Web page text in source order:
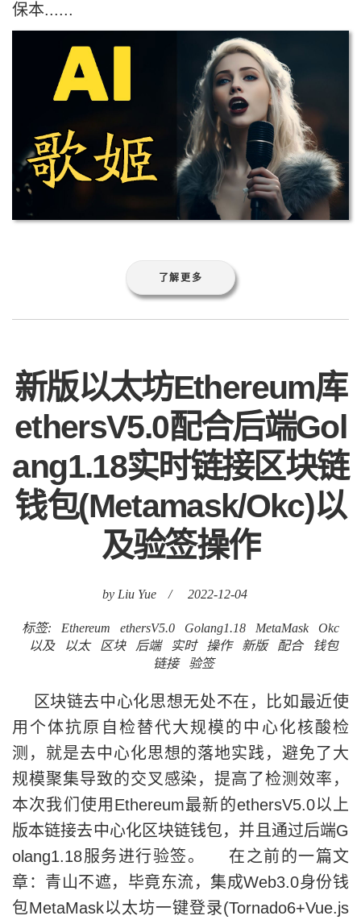
保本......
了解更多
新版以太坊Ethereum库
ethersV5.0配合后端Gol
ang1.18实时链接区块链
钱包(Metamask/Okc)以
及验签操作
by Liu Yue / 2022-12-04
标签: Ethereum ethersV5.0 Golang1.18 MetaMask
Okc
以及
以太 区块 后端 实时 操作 新版 配合
钱包
链接
验签
区块链去中心化思想无处不在，比如最近使
用个体抗原自检替代大规模的中心化核酸检
测，就是去中心化思想的落地实践，避免了大
规模聚集导致的交叉感染，提高了检测效率，
本次我们使用Ethereum最新的ethersV5.0以上
版本链接去中心化区块链钱包，并且通过后端G
olang1.18服务进行验签。 在之前的一篇文
章：青山不遮，毕竟东流，集成Web3.0身份钱
包MetaMask以太坊一键登录(Tornado6+Vue.js